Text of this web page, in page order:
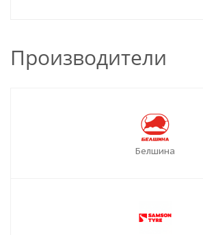
Производители
Белшина